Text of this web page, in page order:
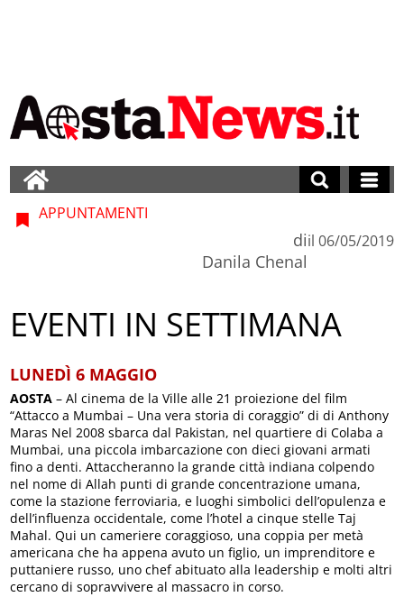
APPUNTAMENTI
di
Danila Chenal
il 06/05/2019
EVENTI IN SETTIMANA
LUNEDÌ 6 MAGGIO
AOSTA – Al cinema de la Ville alle 21 proiezione del film
“Attacco a Mumbai – Una vera storia di coraggio” di di Anthony
Maras Nel 2008 sbarca dal Pakistan, nel quartiere di Colaba a
Mumbai, una piccola imbarcazione con dieci giovani armati
fino a denti. Attaccheranno la grande città indiana colpendo
nel nome di Allah punti di grande concentrazione umana,
come la stazione ferroviaria, e luoghi simbolici dell’opulenza e
dell’influenza occidentale, come l’hotel a cinque stelle Taj
Mahal. Qui un cameriere coraggioso, una coppia per metà
americana che ha appena avuto un figlio, un imprenditore e
puttaniere russo, uno chef abituato alla leadership e molti altri
cercano di sopravvivere al massacro in corso.